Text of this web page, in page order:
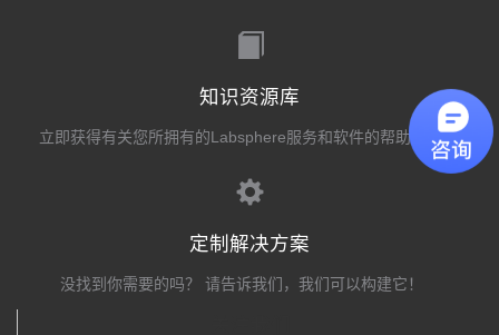
知识资源库
立即获得有关您所拥有的Labsphere服务和软件的帮助。
定制解决方案
没找到你需要的吗？ 请告诉我们，我们可以构建它！